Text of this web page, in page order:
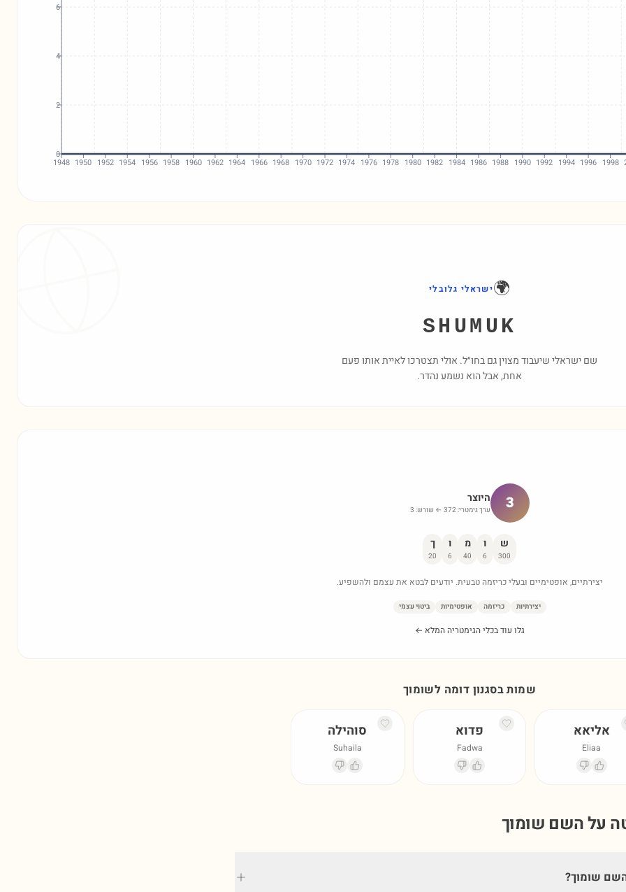
1948 1950 1952 1954 1956 1958 1960 1962 1964 1966 1968 1970 1972 1974 1976 1978 1980 1982 1984 1986 1988 1990 1992 1994 1996 1998
0
2
4
6
🌍ישראלי גלובלי
SHUMUK
שם ישראלי שיעבוד מצוין גם בחו״ל. אולי תצטרכו לאיית אותו פעם
אחת, אבל הוא נשמע נהדר.
3 היוצר
ערך גימטרי:372 ← שורש: 3
ש
300
ו
6
מ
40
ו
6
ך
20
יצירתיים, אופטימיים ובעלי כריזמה טבעית. יודעים לבטא את עצמם ולהשפיע.
יצירתיות כריזמה אופטימיות ביטוי עצמי
גלו עוד בכלי הגימטריה המלא ←
שמות בסגנון דומה לשומוך
אליאא
Eliaa
פדוא
Fadwa
סוהילה
Suhaila
על השם שומוך
שומוך?